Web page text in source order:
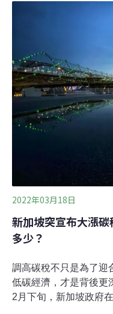
整體減碳時程；碳稅才
會分配正義」三重效
本，並納入《氣候變遷
2022年03月18日
新加坡突宣布大漲
多少？
調高碳稅不只是為了迎
低碳經濟，才是背後更
2月下旬，新加坡政府